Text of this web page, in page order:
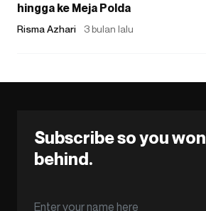
hingga ke Meja Polda
Risma Azhari 3 bulan lalu
Subscribe so you
behind.